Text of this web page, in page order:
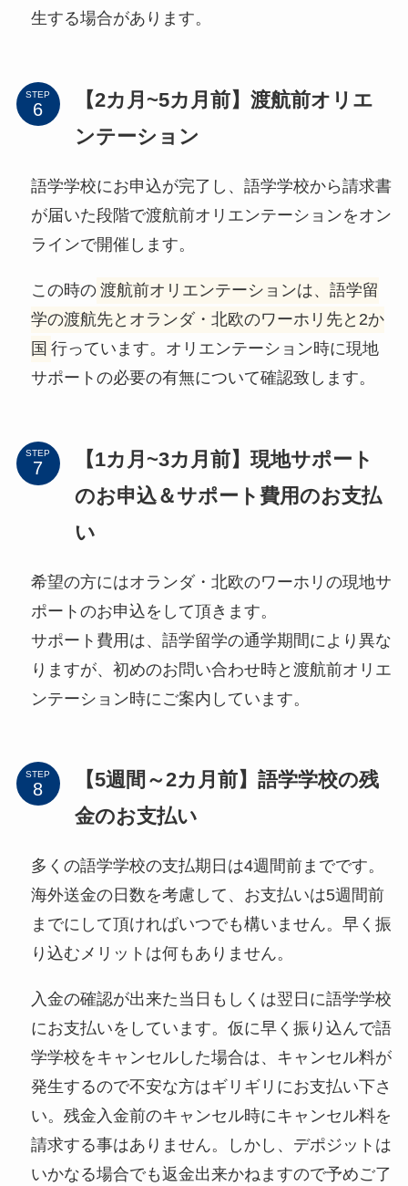
生する場合があります。
STEP
【2カ月~5カ月前】渡航前オリエ
ンテーション
語学学校にお申込が完了し、語学学校から請求書
が届いた段階で渡航前オリエンテーションをオン
ラインで開催します。
この時の 渡航前オリエンテーションは、語学留
学の渡航先とオランダ・北欧のワーホリ先と2か
国 行っています。オリエンテーション時に現地
サポートの必要の有無について確認致します。
STEP
【1カ月~3カ月前】現地サポート
のお申込＆サポート費用のお支払
い
希望の方にはオランダ・北欧のワーホリの現地サ
ポートのお申込をして頂きます。
サポート費用は、語学留学の通学期間により異な
りますが、初めのお問い合わせ時と渡航前オリエ
ンテーション時にご案内しています。
STEP
【5週間～2カ月前】語学学校の残
金のお支払い
多くの語学学校の支払期日は4週間前までです。
海外送金の日数を考慮して、お支払いは5週間前
までにして頂ければいつでも構いません。早く振
り込むメリットは何もありません。
入金の確認が出来た当日もしくは翌日に語学学校
にお支払いをしています。仮に早く振り込んで語
学学校をキャンセルした場合は、キャンセル料が
発生するので不安な方はギリギリにお支払い下さ
い。残金入金前のキャンセル時にキャンセル料を
請求する事はありません。しかし、デポジットは
いかなる場合でも返金出来かねますので予めご了